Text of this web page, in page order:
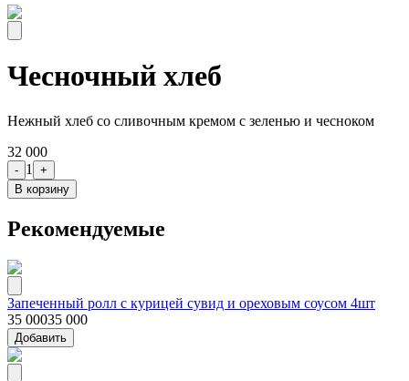
Чесночный хлеб
Нежный хлеб со сливочным кремом с зеленью и чесноком
32 000
- 1
+
В корзину
Рекомендуемые
Запеченный ролл с курицей сувид и ореховым соусом 4шт
35 00035 000
Добавить